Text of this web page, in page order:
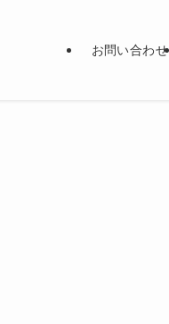
お問い合わせ